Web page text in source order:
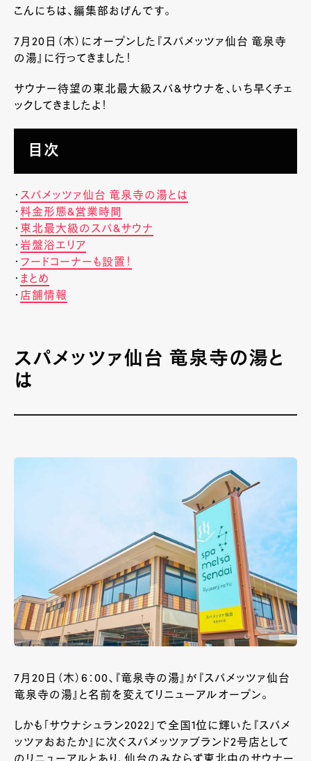
こんにちは、編集部おげんです。
7月20日（木）にオープンした『スパメッツァ仙台 竜泉寺
の湯』に行ってきました！
サウナー待望の東北最大級スパ&サウナを、いち早くチェ
ックしてきましたよ！
目次
・ スパメッツァ仙台 竜泉寺の湯とは
・ 料金形態&営業時間
・ 東北最大級のスパ&サウナ
・ 岩盤浴エリア
・ フードコーナーも設置！
・ まとめ
・ 店舗情報
スパメッツァ仙台 竜泉寺の湯と
は
7月20日（木）6：00、『竜泉寺の湯』が『スパメッツァ仙台
竜泉寺の湯』と名前を変えてリニューアルオープン。
しかも「サウナシュラン2022」で全国1位に輝いた『スパメ
ッツァおおたか』に次ぐスパメッツァブランド2号店として